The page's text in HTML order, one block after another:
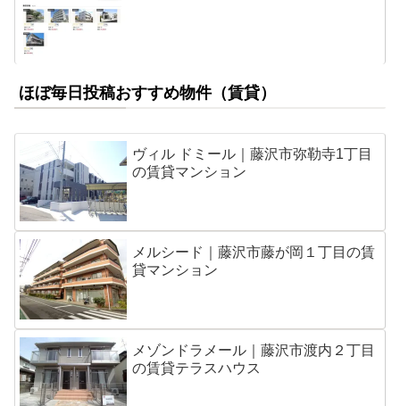
ほぼ毎日投稿おすすめ物件（賃貸）
ヴィル ドミール｜藤沢市弥勒寺1丁目
の賃貸マンション
メルシード｜藤沢市藤が岡１丁目の賃
貸マンション
メゾンドラメール｜藤沢市渡内２丁目
の賃貸テラスハウス